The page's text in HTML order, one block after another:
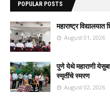
POPULAR POSTS
महाराष्ट्र
August 01, 2026
पुणे येथे महाराणी
स्मृतींचे स्मरण
August 02, 2026